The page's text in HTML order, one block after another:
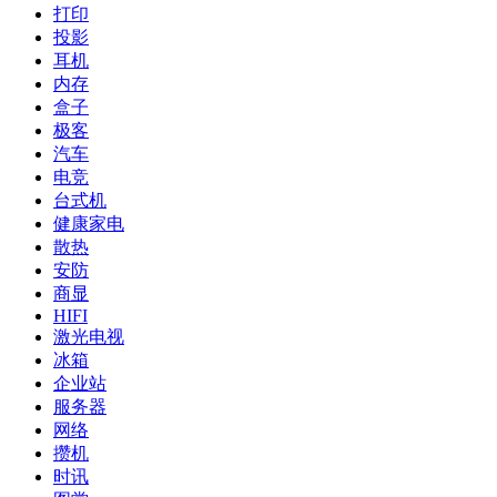
打印
投影
耳机
内存
盒子
极客
汽车
电竞
台式机
健康家电
散热
安防
商显
HIFI
激光电视
冰箱
企业站
服务器
网络
攒机
时讯